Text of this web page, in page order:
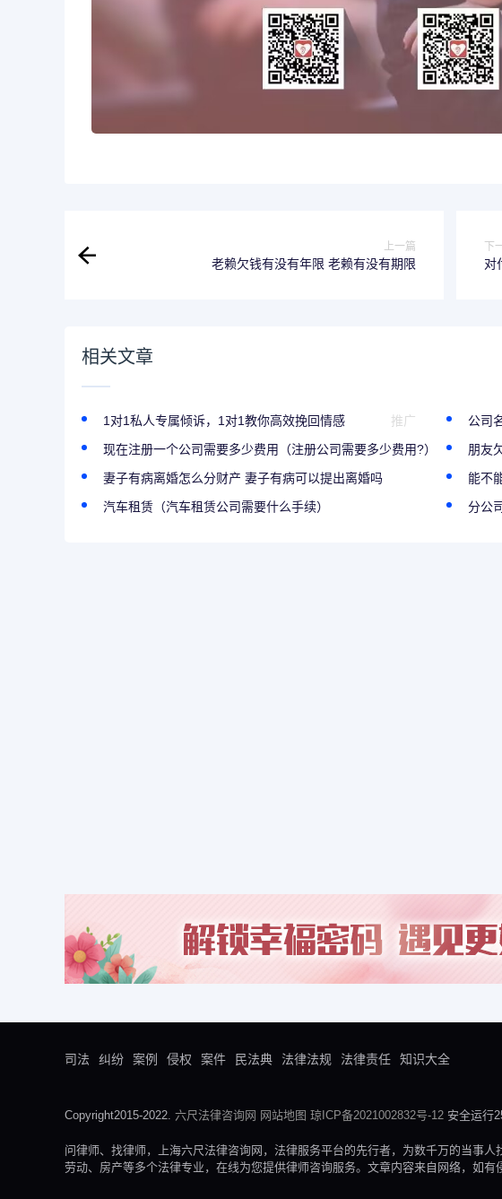
上一篇
老赖欠钱有没有年限 老赖有没有期限
下
对
相关文章
1对1私人专属倾诉，1对1教你高效挽回情感 推广
公司
现在注册一个公司需要多少费用（注册公司需要多少费用?）
朋友
妻子有病离婚怎么分财产 妻子有病可以提出离婚吗
能不
汽车租赁（汽车租赁公司需要什么手续）
分公
司法 纠纷 案例 侵权 案件 民法典 法律法规 法律责任 知识大全
Copyright2015-2022. 六尺法律咨询网 网站地图 琼ICP备2021002832号-12 安全运行
问律师、找律师，上海六尺法律咨询网，法律服务平台的先行者，为数千万的当事
劳动、房产等多个法律专业，在线为您提供律师咨询服务。文章内容来自网络，如有